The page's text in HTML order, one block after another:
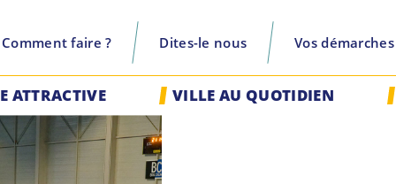
Comment faire ? Dites-le nous Vos démarches
recherche
ATTRACTIVE VILLE AU QUOTIDIEN